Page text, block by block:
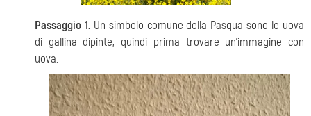
Passaggio 1.Un simbolo comune della Pasqua sono le uova
di gallina dipinte, quindi prima trovare un'immagine con
uova.